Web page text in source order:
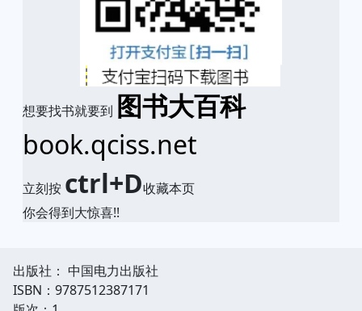
想要找书就要到 图书大百科
book.qciss.net
立刻按 ctrl+D收藏本页
你会得到大惊喜!!
出版社： 中国电力出版社
ISBN：9787512387171